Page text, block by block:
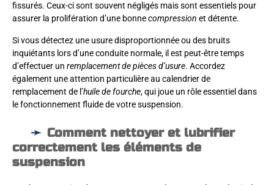
fissurés. Ceux-ci sont souvent négligés mais sont essentiels pour
assurer la prolifération d’une bonnecompression et détente.
Si vous détectez une usure disproportionnée ou des bruits
inquiétants lors d’une conduite normale, il est peut-être temps
d’effectuer un remplacement de pièces d’usure. Accordez
également une attention particulière au calendrier de
remplacement de l’huile de fourche, qui joue un rôle essentiel dans
le fonctionnement fluide de votre suspension.
Comment nettoyer et lubrifier
correctement les éléments de
suspension